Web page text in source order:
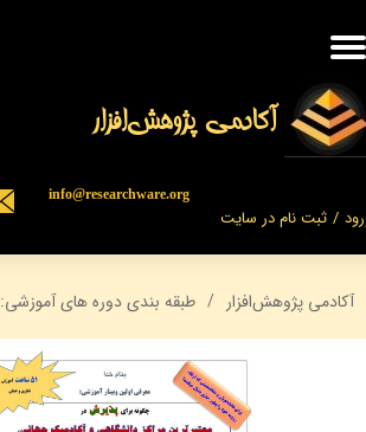
​​info@researchware.org
/ ثبت نام در سایت
حساب کاربری من
تغییر گذر واژه
سفارشات
خروج از حساب کاربری
​​​آکادمی پژوهش‌افزار
آکادمی پژوهش‌افزار طبقه بندی دوره های آموزشی: